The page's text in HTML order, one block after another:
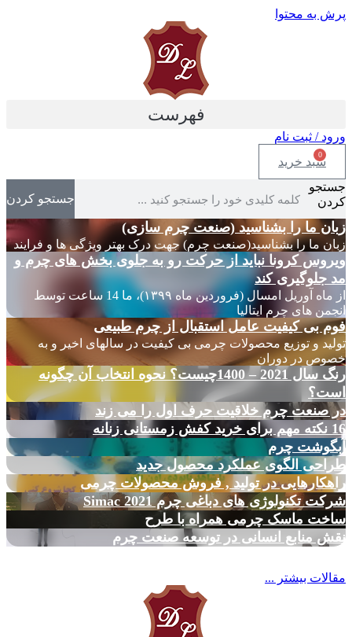
پرش به محتوا
فهرست
ورود / ثبت نام
0
سبد خرید
جستجو
کردن
جستجو کردن
زبان ما را بشناسید (صنعت چرم سازی)
زبان ما را بشناسید(صنعت چرم) جهت درک بهتر ویژگی ها و فرایند
ویروس کرونا نباید از حرکت رو به جلوی بخش های چرم و
مد جلوگیری کند
از ماه آوریل امسال (فروردین ماه ۱۳۹۹)، ما 14 ساعت توسط
انجمن های چرم ایتالیا
فوم بی کیفیت عامل استقبال از چرم طبیعی
تولید و توزیع محصولات چرمی بی کیفیت در سالهای اخیر و به
خصوص در دوران
رنگ سال 2021 – 1400چیست؟ نحوه انتخاب آن چگونه
است؟
در صنعت چرم خلاقیت حرف اول را می زند
16 نکته مهم برای خرید کفش زمستانی زنانه
آبگوشت چرم
طراحی الگوی عملکرد محصول جدید
راهکارهایی در تولید , فروش محصولات چرمی
شرکت تکنولوژی های دباغی چرم Simac 2021
ساخت ماسک چرمی همراه با طرح
نقش منابع انسانی در توسعه صنعت چرم
مقالات بیشتر ...